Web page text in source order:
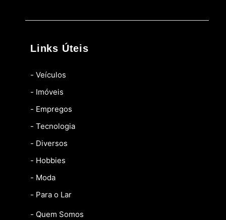
Links Úteis
- Veículos
- Imóveis
- Empregos
- Tecnologia
- Diversos
- Hobbies
- Moda
- Para o Lar
- Quem Somos